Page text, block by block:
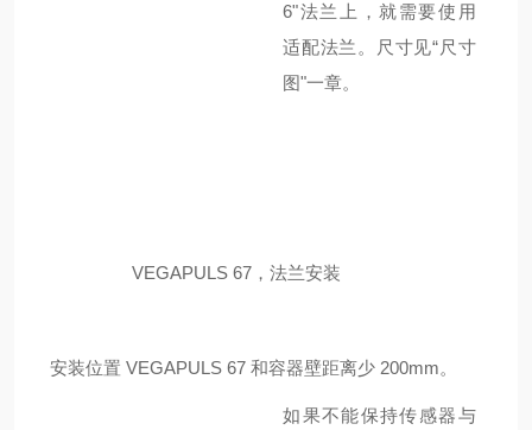
6"法兰上，就需要使用
适配法兰。尺寸见“尺寸
图"一章。
VEGAPULS 67，法兰安装
安装位置 VEGAPULS 67 和容器壁距离少 200mm。
如果不能保持传感器与